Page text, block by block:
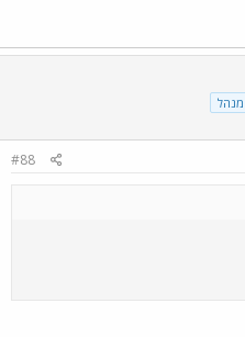
מנהל
#88